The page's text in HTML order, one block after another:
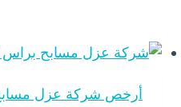
أرخص شركة عزل مسابح